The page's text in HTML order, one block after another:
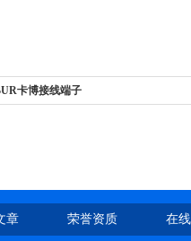
卡博接线端子
章 荣誉资质 在